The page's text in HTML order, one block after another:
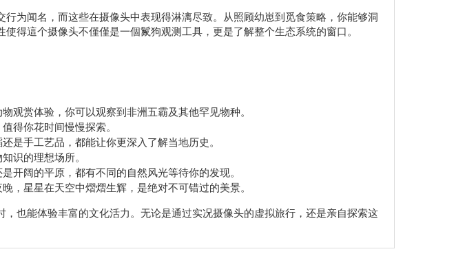
为闻名，而这些在摄像头中表现得淋漓尽致。从照顾幼崽到觅食策略，你能够洞
得這个摄像头不僅僅是一個鬣狗观测工具，更是了解整个生态系统的窗口。
观赏体验，你可以观察到非洲五霸及其他罕见物种。
得你花时间慢慢探索。
是手工艺品，都能让你更深入了解当地历史。
识的理想场所。
开阔的平原，都有不同的自然风光等待你的发现。
，星星在天空中熠熠生辉，是绝对不可错过的美景。
也能体验丰富的文化活力。无论是通过实况摄像头的虚拟旅行，还是亲自探索这